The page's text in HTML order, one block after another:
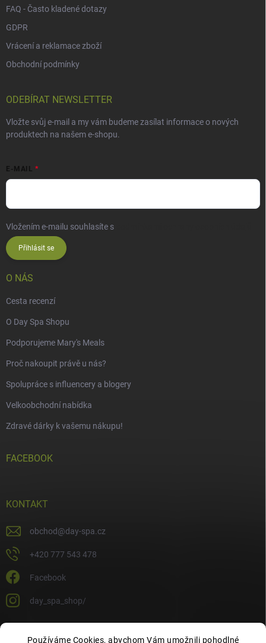
Používáme Cookies, abychom Vám umožnili pohodlné
FAQ - Často kladené dotazy
GDPR
Vrácení a reklamace zboží
Obchodní podmínky
ODEBÍRAT NEWSLETTER
Vložte svůj e-mail a my vám budeme zasílat informace o nových
produktech na našem e-shopu.
E-MAIL
Vložením e-mailu souhlasíte s
Přihlásit se
O NÁS
Cesta recenzí
O Day Spa Shopu
Podporujeme Mary's Meals
Proč nakoupit právě u nás?
Spolupráce s influencery a blogery
Velkoobchodní nabídka
Zdravé dárky k vašemu nákupu!
FACEBOOK
KONTAKT
obchod@day-spa.cz
+420 777 543 478
Facebook
day_spa_shop/